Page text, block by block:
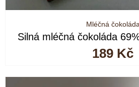
Mléčná
Silná mléčná čokoláda
189 Kč